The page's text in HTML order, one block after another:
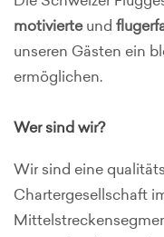
motivierte und
unseren Gästen ein
ermöglichen.
Wer sind wir?
Wir sind eine
Chartergesellschaft